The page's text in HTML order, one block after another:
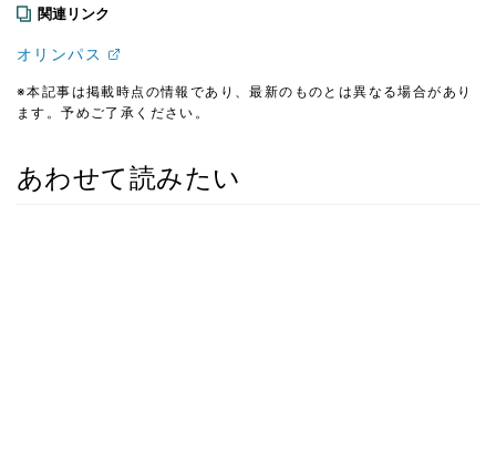
関連リンク
オリンパス
※本記事は掲載時点の情報であり、最新のものとは異なる場合があり
ます。予めご了承ください。
あわせて読みたい